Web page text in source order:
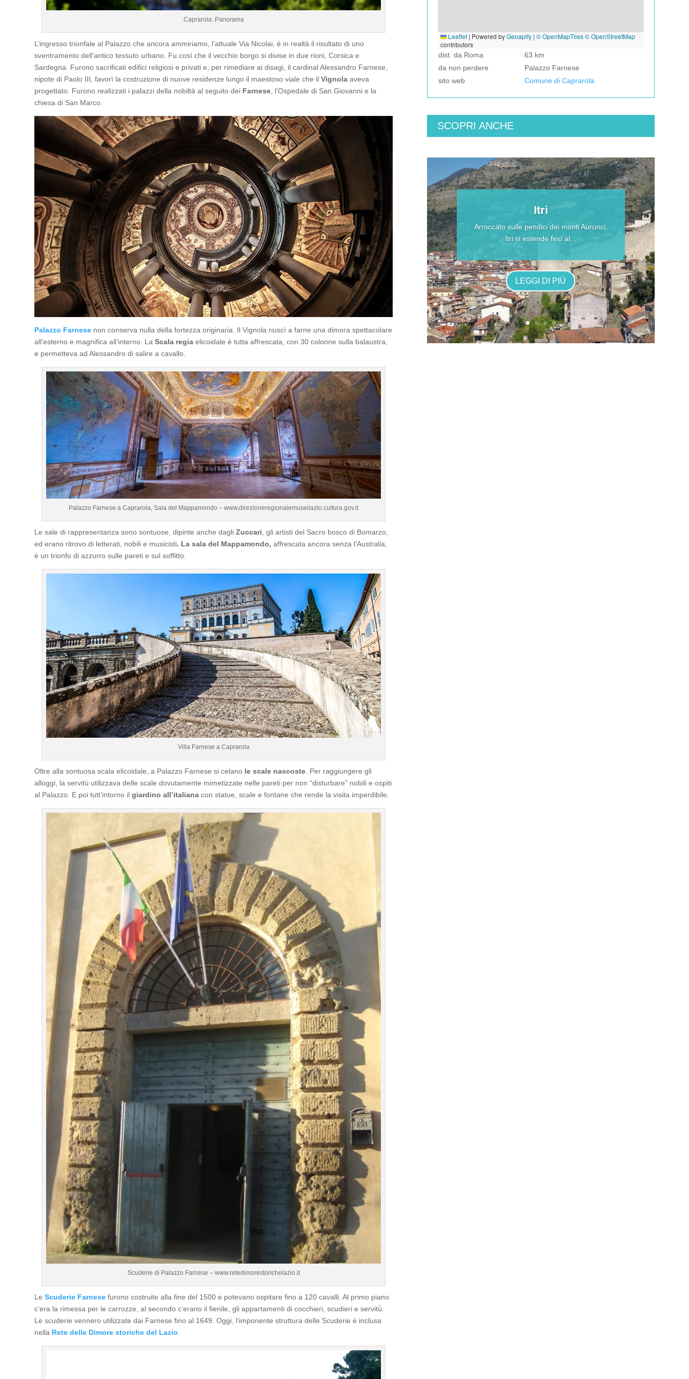
Caprarola: Panorama
L’ingresso trionfale al Palazzo che ancora ammiriamo, l’attuale Via Nicolai, è in realtà il risultato di uno
sventramento dell’antico tessuto urbano. Fu così che il vecchio borgo si divise in due rioni, Corsica e
Sardegna. Furono sacrificati edifici religiosi e privati e, per rimediare ai disagi, il cardinal Alessandro Farnese,
nipote di Paolo III, favorì la costruzione di nuove residenze lungo il maestoso viale che ilVignola aveva
progettato. Furono realizzati i palazzi della nobiltà al seguito dei Farnese , l’Ospedale di San Giovanni e la
chiesa di San Marco.
Palazzo Farnese non conserva nulla della fortezza originaria. Il Vignola riuscì a farne una dimora spettacolare
all’esterno e magnifica all’interno. LaScala regiaelicoidale è tutta affrescata, con 30 colonne sulla balaustra,
e permetteva ad Alessandro di salire a cavallo.
Palazzo Farnese a Caprarola, Sala del Mappamondo – www.direzioneregionalemuseilazio.cultura.gov.it
Le sale di rappresentanza sono sontuose, dipinte anche dagliZuccari , gli artisti del Sacro bosco di Bomarzo,
ed erano ritrovo di letterati, nobili e musicisti. La sala del Mappamondo,affrescata ancora senza l’Australia,
è un trionfo di azzurro sulle pareti e sul soffitto.
Villa Farnese a Caprarola
Oltre alla sontuosa scala elicoidale, a Palazzo Farnese si celano le scale nascoste. Per raggiungere gli
alloggi, la servitù utilizzava delle scale dovutamente mimetizzate nelle pareti per non “disturbare” nobili e ospiti
al Palazzo. E poi tutt’intorno ilgiardino all’italiana con statue, scale e fontane che rende la visita imperdibile.
Scuderie di Palazzo Farnese – www.retedimorestorichelazio.it
LeScuderie Farnese furono costruite alla fine del 1500 e potevano ospitare fino a 120 cavalli. Al primo piano
c’era la rimessa per le carrozze, al secondo c’erano il fienile, gli appartamenti di cocchieri, scudieri e servitù̀.
Le scuderie vennero utilizzate dai Farnese fino al 1649. Oggi, l’imponente struttura delle Scuderie è inclusa
nella Rete delle Dimore storiche del Lazio.
Leaflet | Powered byGeoapify| © OpenMapTiles© OpenStreetMap
contributors
dist. da Roma
63 km
da non perdere
Palazzo Farnese
sito web
Comune di Caprarola
SCOPRI ANCHE
Itri
Arroccato sulle pendici dei monti Aurunci,
Itri si estende fino al...
LEGGI DI PIÙ